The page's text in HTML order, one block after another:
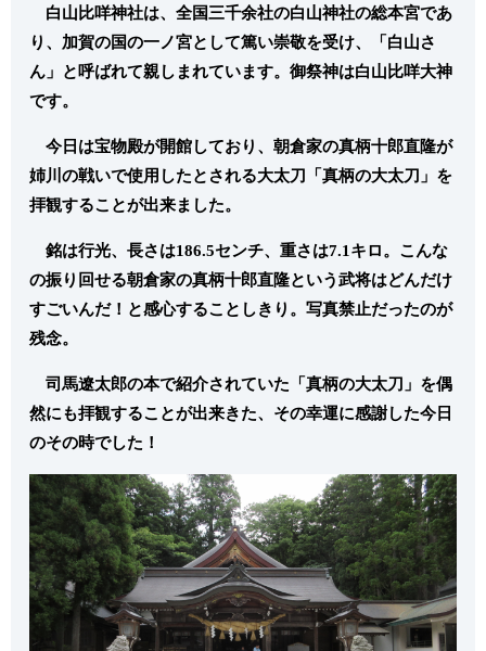
白山比咩神社は、全国三千余社の白山神社の総本宮であ
り、加賀の国の一ノ宮として篤い崇敬を受け、「白山さ
ん」と呼ばれて親しまれています。御祭神は白山比咩大神
です。
今日は宝物殿が開館しており、朝倉家の真柄十郎直隆が
姉川の戦いで使用したとされる大太刀「真柄の大太刀」を
拝観することが出来ました。
銘は行光、長さは186.5センチ、重さは7.1キロ。こんな
の振り回せる朝倉家の真柄十郎直隆という武将はどんだけ
すごいんだ！と感心することしきり。写真禁止だったのが
残念。
司馬遼太郎の本で紹介されていた「真柄の大太刀」を偶
然にも拝観することが出来きた、その幸運に感謝した今日
のその時でした！